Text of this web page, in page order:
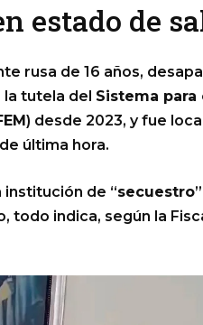
estado de
rusa de 16 años,
tutela del Sistema
) desde 2023, y fue
última hora.
institución de “secuestro
indica, según la